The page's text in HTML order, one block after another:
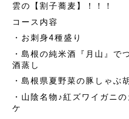
雲の【割子蕎麦】！！！
コース内容
・お刺身4種盛り
・島根の純米酒『月山』
酒蒸し
・島根県夏野菜の豚しゃぶ
・山陰名物♪紅ズワイガニ
ケ